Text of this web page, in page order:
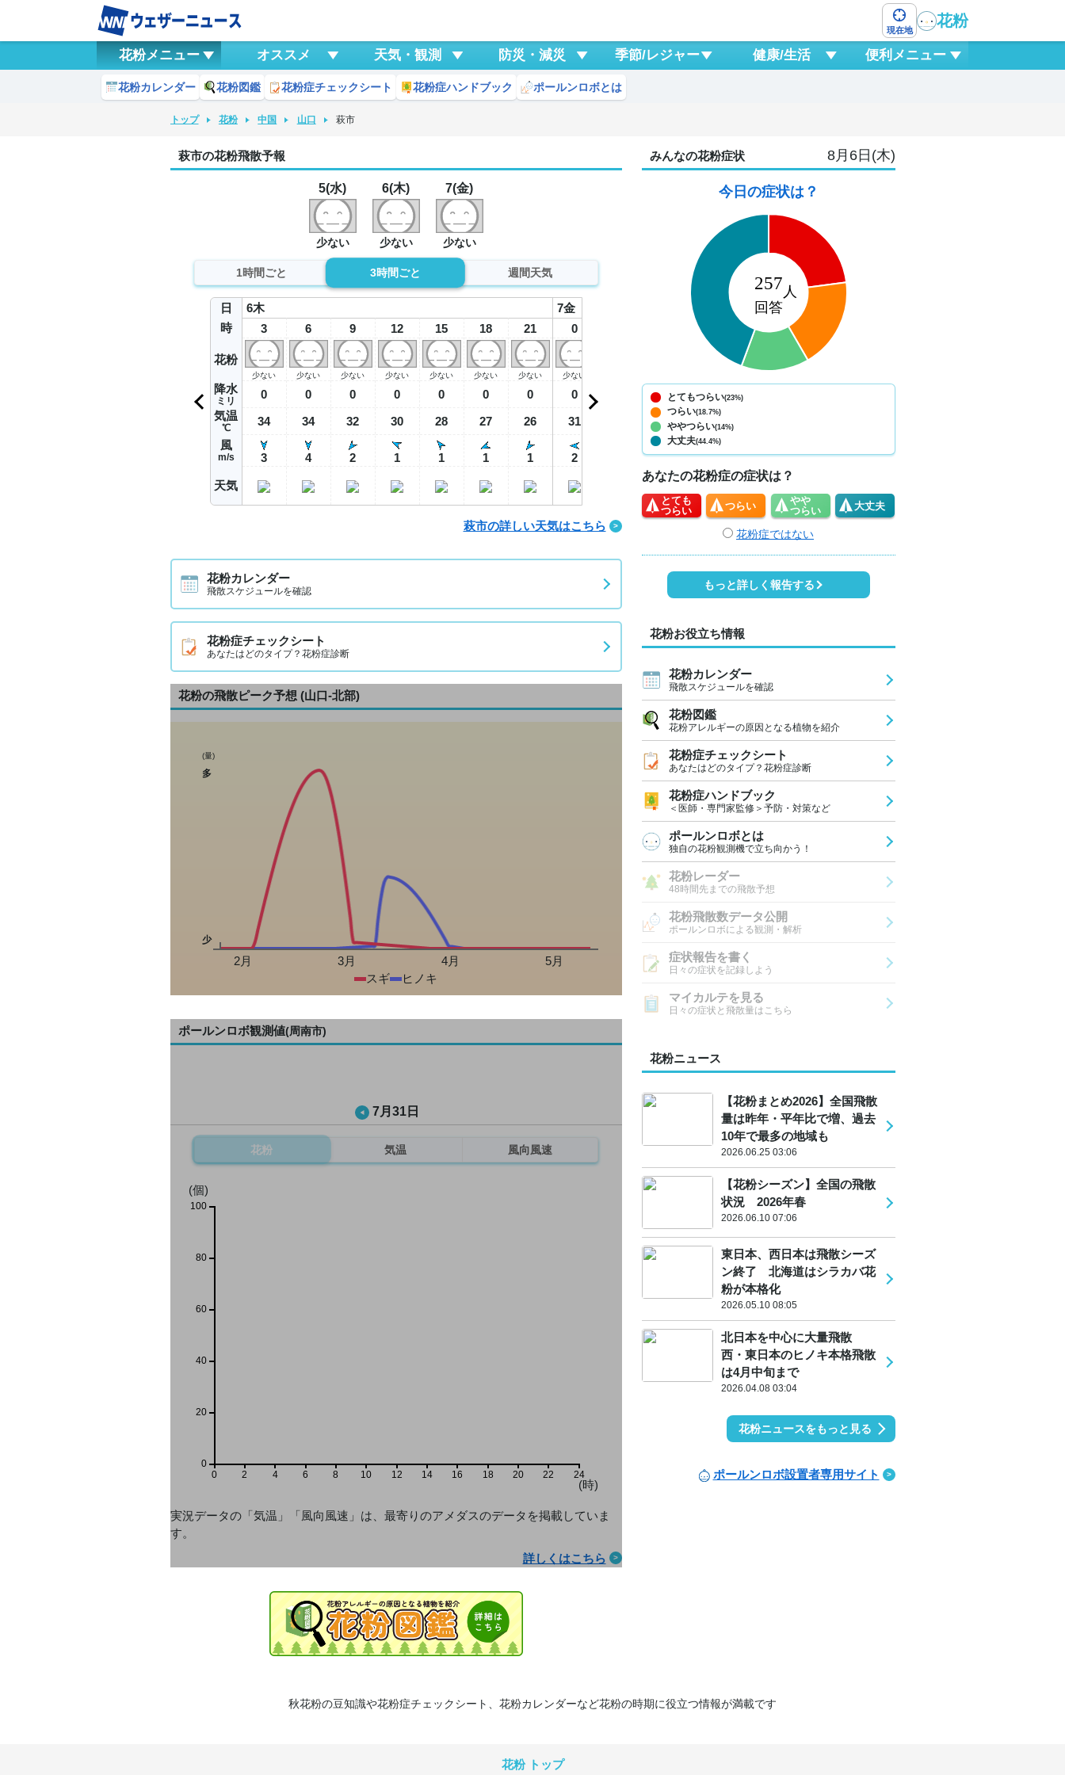
現在地
花粉
花粉メニュー オススメ 天気・観測 防災・減災 季節/レジャー 健康/生活 便利メニュー
花粉カレンダー 花粉図鑑 花粉症チェックシート 花粉症ハンドブック ポールンロボとは
トップ 花粉 中国 山口 萩市
萩市の花粉飛散予報
5(水)
少ない
6(木)
少ない
7(金)
少ない
1時間ごと 3時間ごと 週間天気
日
時
花粉
降水
ミリ
気温
℃
風
m/s
天気
6木
3
少ない
0
34
3
6
少ない
0
34
4
9
少ない
0
32
2
12
少ない
0
30
1
15
少ない
0
28
1
18
少ない
0
27
1
21
少ない
0
26
1
7金
0
少ない
0
31
2
0
37
4
0
33
3
12
1
15
2
18
1 1
萩市の詳しい天気はこちら
花粉カレンダー
飛散スケジュールを確認
花粉症チェックシート
あなたはどのタイプ？花粉症診断
花粉の飛散ピーク予想 (山口-北部)
(量)
多
少
2月 3月 4月
5月
スギ
ヒノキ
ポールンロボ観測値(周南市)
7月31日
花粉 気温 風向風速
0 2 4 6 8 10 12 14 16 18 20 22 24
(個)
(時)
0
20
40
60
80
100
実況データの「気温」「風向風速」は、最寄りのアメダスのデータを掲載していま
す。
詳しくはこちら
みんなの花粉症状 8月6日(木)
今日の症状は？
とてもつらい(23%)
つらい(18.7%)
ややつらい(14%)
大丈夫(44.4%)
あなたの花粉症の症状は？
とても
つらい
つらい
やや
つらい
大丈夫
花粉症ではない
もっと詳しく報告する
花粉お役立ち情報
花粉カレンダー
飛散スケジュールを確認
花粉図鑑
花粉アレルギーの原因となる植物を紹介
花粉症チェックシート
あなたはどのタイプ？花粉症診断
花粉症ハンドブック
＜医師・専門家監修＞予防・対策など
ポールンロボとは
独自の花粉観測機で立ち向かう！
花粉レーダー
48時間先までの飛散予想
花粉飛散数データ公開
ポールンロボによる観測・解析
症状報告を書く
日々の症状を記録しよう
マイカルテを見る
日々の症状と飛散量はこちら
花粉ニュース
【花粉まとめ2026】全国飛散
量は昨年・平年比で増、過去
10年で最多の地域も
2026.06.25 03:06
【花粉シーズン】全国の飛散
状況 2026年春
2026.06.10 07:06
東日本、西日本は飛散シーズ
ン終了 北海道はシラカバ花
粉が本格化
2026.05.10 08:05
北日本を中心に大量飛散
西・東日本のヒノキ本格飛散
は4月中旬まで
2026.04.08 03:04
花粉ニュースをもっと見る
ポールンロボ設置者専用サイト
秋花粉の豆知識や花粉症チェックシート、花粉カレンダーなど花粉の時期に役立つ情報が満載です
花粉 トップ